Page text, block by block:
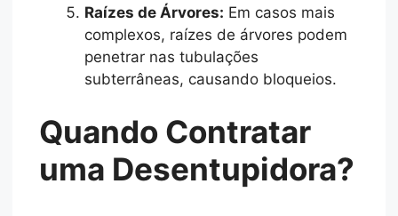
Raízes de Árvores: Em casos mais
complexos, raízes de árvores podem
penetrar nas tubulações
subterrâneas, causando bloqueios.
Quando Contratar
uma Desentupidora?